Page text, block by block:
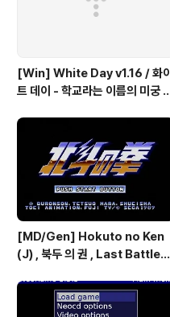
[Win] White Day v1.16 / 화이
트 데이 - 학교라는 이름의 미궁 -
[MD/Gen] Hokuto no Ken
(J) , 북두 의 권 , Last Battle